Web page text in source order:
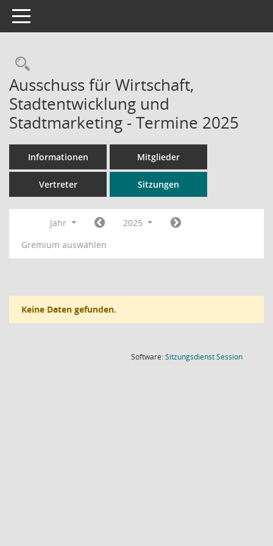
Toggle navigation
Rechercheauswahl
Ausschuss für Wirtschaft,
Stadtentwicklung und
Stadtmarketing - Termine 2025
Informationen Mitglieder
Vertreter Sitzungen
Jahr
2025
Gremium auswählen
Keine Daten gefunden.
Software:SitzungsdienstSession(Wird in